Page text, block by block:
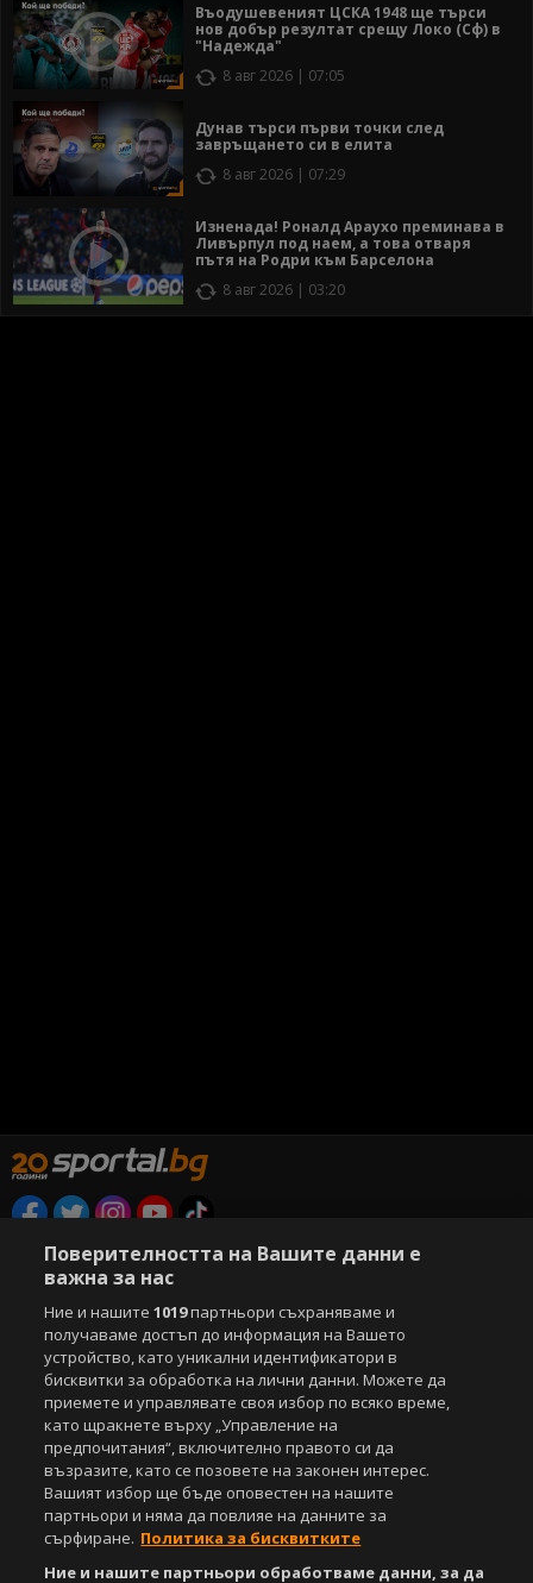
Въодушевеният ЦСКА 1948 ще търси
нов добър резултат срещу Локо (Сф) в
"Надежда"
8 авг 2026 | 07:05
Дунав търси първи точки след
завръщането си в елита
8 авг 2026 | 07:29
Изненада! Роналд Араухо преминава в
Ливърпул под наем, а това отваря
пътя на Родри към Барселона
8 авг 2026 | 03:20
Copyright © 2007-2026 Агенция Спортал. Всички права запазени.
Този уебсайт е собственост на
За нас Екип За рекламa
Общи условия
Етични правила на НСС
Лични данни
Управление на предпочитания
Съдържанието на този уеб сайт и технологиите, използвани в него, са
под закрила на Закона за авторското право и сродните му права.
Всички статии, репортажи, интервюта и други текстови, графични и
видео материали, публикувани в сайта, са собственост на Агенция
Спортал, освен ако изрично е посочено друго. Допуска се
публикуване на текстови материали само след писмено съгласие на
Агенция Спортал, посочване на източника и добавяне на линк към
www.sportal.bg. Използването на графични и видео материали,
Поверителността на Вашите данни е
важна за нас
Ние и нашите1019партньори съхраняваме и
получаваме достъп до информация на Вашето
устройство, като уникални идентификатори в
бисквитки за обработка на лични данни. Можете да
приемете и управлявате своя избор по всяко време,
като щракнете върху „Управление на
предпочитания“, включително правото си да
възразите, като се позовете на законен интерес.
Вашият избор ще бъде оповестен на нашите
партньори и няма да повлияе на данните за
сърфиране. Политика за бисквитките
Ние и нашите партньори обработваме данни, за да